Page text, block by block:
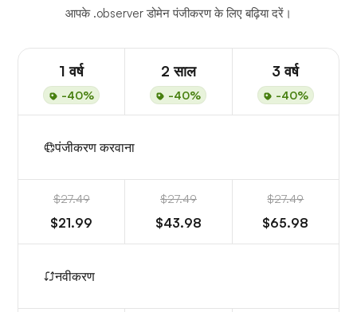
आपके .observer डोमेन पंजीकरण के लिए बढ़िया दरें।
1 वर्ष
-40%
2 साल
-40%
3 वर्ष
-40%
पंजीकरण करवाना
$27.49
$21.99
$27.49
$43.98
$27.49
$65.98
नवीकरण